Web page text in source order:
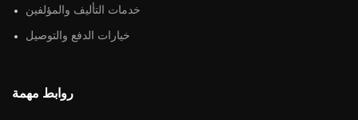
خدمات التأليف والمؤلفين
خيارات الدفع والتوصيل
روابط مهمة